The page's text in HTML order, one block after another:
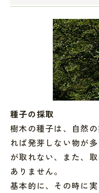
種子の採取
樹木の種子は、自然
れば発芽しない物が
が取れない、また、
ありません。
基本的に、その時に